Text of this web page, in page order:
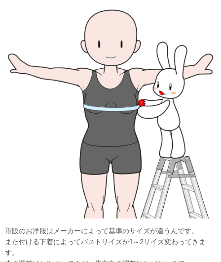
市販のお洋服はメーカーによって基準のサイズが違うんです。
また付ける下着によってバストサイズが1～2サイズ変わってきま
す。